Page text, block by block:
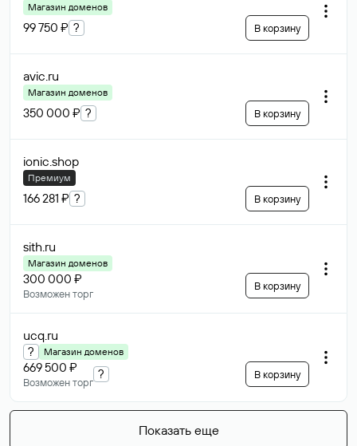
Магазин доменов
99 750 ₽ ? В корзину
avic.ru
Магазин доменов
350 000 ₽ ? В корзину
ionic.shop
Премиум
166 281 ₽ ? В корзину
sith.ru
Магазин доменов
300 000 ₽
Возможен торг
В корзину
ucq.ru
? Магазин доменов
669 500 ₽
Возможен торг
? В корзину
Показать еще